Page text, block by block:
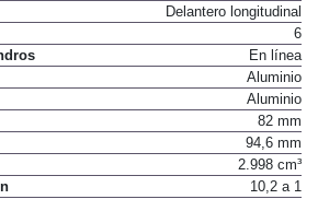
Delantero longitudinal
6
En línea
Aluminio
Aluminio
82 mm
94,6 mm
2.998 cm³
10,2 a 1